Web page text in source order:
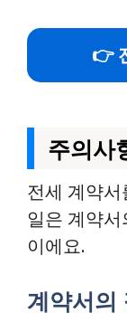
👉
주의사
전세 계약
일은 계약
이에요.
계약서의